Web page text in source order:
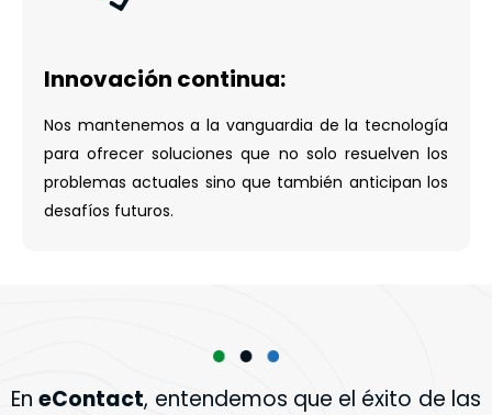
Innovación continua:
Nos mantenemos a la vanguardia de la tecnología
para ofrecer soluciones que no solo resuelven los
problemas actuales sino que también anticipan los
desafíos futuros.
EneContact, entendemos que el éxito de las